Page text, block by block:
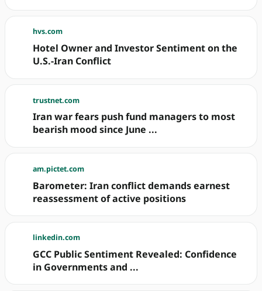
hvs.com
Hotel Owner and Investor Sentiment on the
U.S.-Iran Conflict
trustnet.com
Iran war fears push fund managers to most
bearish mood since June ...
am.pictet.com
Barometer: Iran conflict demands earnest
reassessment of active positions
linkedin.com
GCC Public Sentiment Revealed: Confidence
in Governments and ...